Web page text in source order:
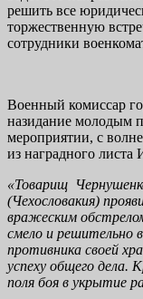
решить все
торжественную
сотрудники
Военный комиссар
назидание молодым
мероприятии, с
из наградного листа
«Товарищ
(Чехословакия)
вражеским
смело и решительно
противника своей
успеху общего дела.
поля боя в укрытие